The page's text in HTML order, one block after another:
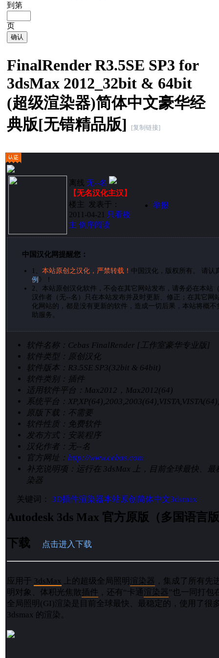
到第
页
确认
FinalRender R3.5SE SP3 for
3dsMax 2012_32bit & 64bit
(超级渲染器)简体中文豪华经
典版[无错精品版]
[复制链接]
离线 无--名
【无名汉化主汉】
楼主
发表于：
2011-04-21 只看楼
主 倒序阅读
举报
中国汉化网提醒您：
本站原创之汉化，严禁转载！ 中国汉化，版权所有。 请认
例 》！
2、 本站原创汉化软件，不会在其它网站发布，请务必在本站
汉作者（无--名）只在本站发布并及时更新、修正；在其它网
化网站的，都是没有更新的软件，造成一切后果，本站将概
助服务。
软件名称： Cebas FinalRender [工作室豪华专业版]
软件类型： 原创汉化
软件版本： R3.5SE SP3(32bit & 64bit)
软件类别： 插件
适用软件平台： Max2012，Max2012(64)
系统平台：
原版下载： 不需要
软件性质： 免费软件
发布方式： 安装程序
汉化作者： 无--名
官方网址： http://www.cebas.com
补充说明项： 运行在 3dsMax 上，目前全球最快、
染器
关键词： 3D插件渲染器本站原创 简体中文3dsmax
Autodesk 3ds Max 官方原版（多国语言
下载 点击进入下载
应用于 3dsMax 上的超级全局照明 渲染器 ，集成了所有先
明对象、体积光焦散插件 ，还有“卡通 渲染器”也一同打包
全局照明(GI)渲染是目前全球最快、最稳定的，使用了很
3dsmax 的渲染。